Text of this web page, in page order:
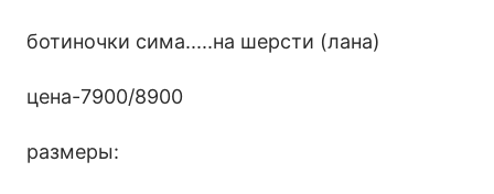
ботиночки сима.....на шерсти (лана)
цена-7900/8900
размеры: